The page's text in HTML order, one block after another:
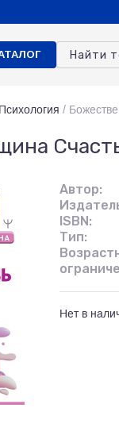
Психология /
Автор:
ISBN:
Тип:
Нет в